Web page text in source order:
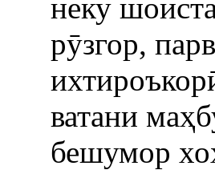
неку
рӯзгор,
ватани
бешумор